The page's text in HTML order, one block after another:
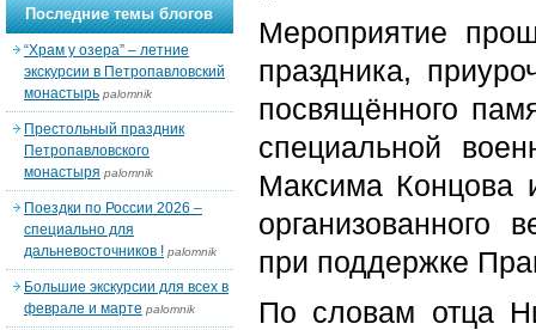
Мероприятие
праздника,
посвящённого
специальной
Максима Концова
организованного
при поддержке
По словам отца
Последние темы блогов
“Храм у озера” – летние
экскурсии в Петропавловский
монастырь palomnik
Престольный праздник
Петропавловского
монастыря palomnik
Поездки по России 2026 –
специально для
дальневосточников ! palomnik
Большие экскурсии для всех в
феврале и марте palomnik